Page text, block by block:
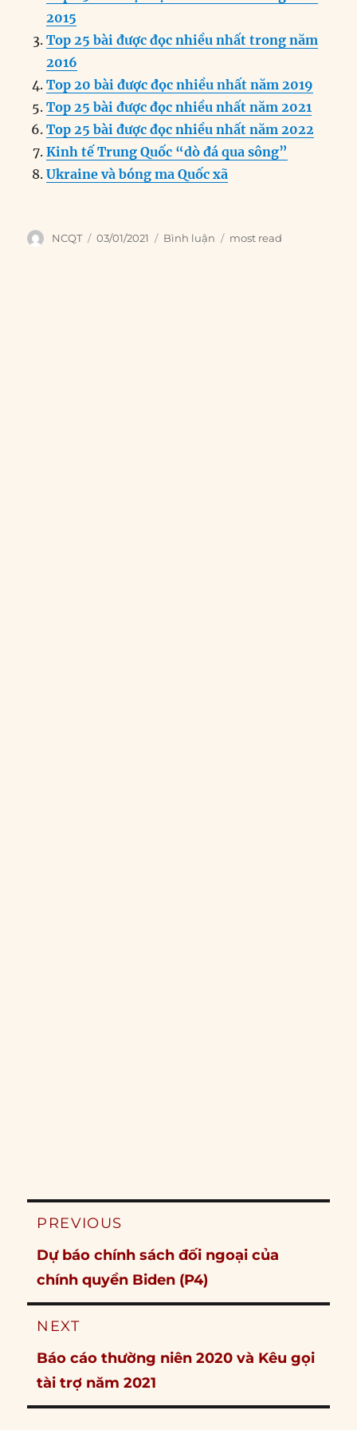
o
o
k
n
er p m
2015
Top 25 bài được đọc nhiều nhất trong năm
2016
Top 20 bài được đọc nhiều nhất năm 2019
Top 25 bài được đọc nhiều nhất năm 2021
Top 25 bài được đọc nhiều nhất năm 2022
Kinh tế Trung Quốc “dò đá qua sông”
Ukraine và bóng ma Quốc xã
Author
NCQT
Posted
03/01/2021 Categories
Bình luận Tags
most read
Post
PREVIOUS
Previous
post:
Dự báo chính sách đối ngoại của
chính quyền Biden (P4)
NEXT
Next
post:
Báo cáo thường niên 2020 và Kêu gọi
tài trợ năm 2021